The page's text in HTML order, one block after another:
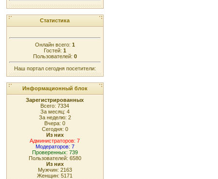
Статистика
Онлайн всего: 1
Гостей: 1
Пользователей: 0
Наш портал сегодня посетители:
Информационный блок
Зарегистрированных
Всего: 7334
За месяц: 4
За неделю: 2
Вчера: 0
Сегодня: 0
Из них
Администраторов: 7
Модераторов: 7
Проверенных: 739
Пользователей: 6580
Из них
Мужчин: 2163
Женщин: 5171